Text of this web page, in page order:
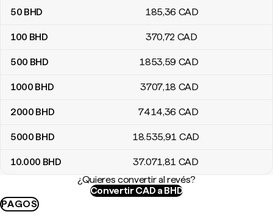
50 BHD 185,36 CAD
100 BHD 370,72 CAD
500 BHD 1853,59 CAD
1000 BHD 3707,18 CAD
2000 BHD 7414,36 CAD
5000 BHD 18.535,91 CAD
10.000 BHD 37.071,81 CAD
¿Quieres convertir al revés?
Convertir CAD a BHD
PAGOS